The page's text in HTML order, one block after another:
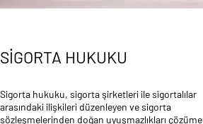
SİGORTA HUKUKU
Sigorta hukuku, sigorta şirketleri ile sigortalılar
arasındaki ilişkileri düzenleyen ve sigorta
sözleşmelerinden doğan uyuşmazlıkları çözüme